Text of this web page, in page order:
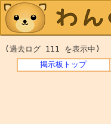
(過去ログ 111 を表示中)
掲示板トップ